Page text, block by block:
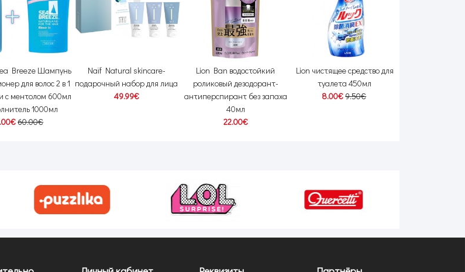
Breeze Шампунь
для волос 2 в 1
с ментолом 600мл
1000мл
60.00€
Naïf Natural skincare-
подарочный набор для лица
49.99€
Lion Ban водостойкий
роликовый дезодорант-
антиперспирант без запаха
40мл
22.00€
Lion чистящее средство для
туалета 450мл
8.00€9.50€